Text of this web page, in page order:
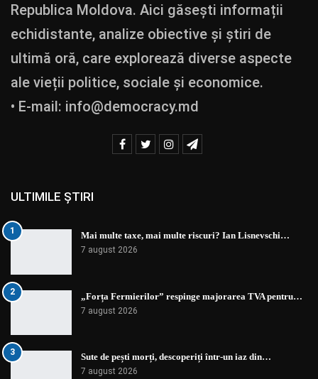
Republica Moldova. Aici găsești informații
echidistante, analize obiective și știri de
ultimă oră, care explorează diverse aspecte
ale vieții politice, sociale și economice.
• E-mail: info@democracy.md
ULTIMILE ȘTIRI
1 Mai multe taxe, mai multe riscuri? Ian Lisnevschi…
7 august 2026
2 „Forța Fermierilor” respinge majorarea TVA pentru…
7 august 2026
3 Sute de pești morți, descoperiți într-un iaz din…
7 august 2026